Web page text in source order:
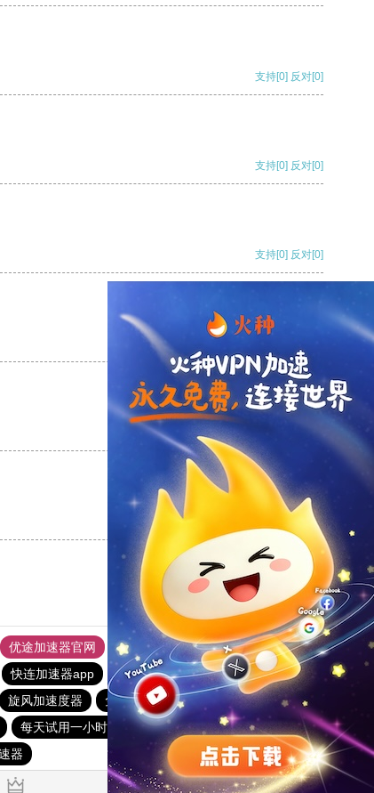
支持[0] 反对[0]
支持[0] 反对[0]
支持[0] 反对[0]
反对
反对[0]
优途加速器官网 风驰加速器 旋风加速器
八戒看书
快连加速器app 黑洞vp永久加速器
1元机场
旋风加速度器 免费vqn加速
快连lets加速器
每天试用一小时加速器 快连加速器app
旋风加速度器
器